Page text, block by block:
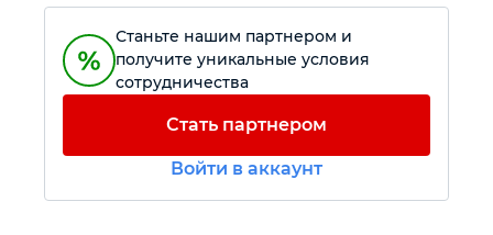
Силовое оборудование
Крепежный инструмент
Станьте нашим партнером и
получите уникальные условия
сотрудничества
Стать партнером
Войти в аккаунт